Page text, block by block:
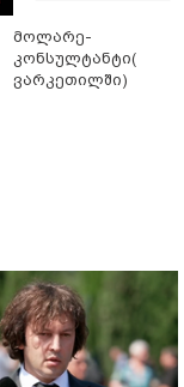
მოლარე-
კონსულტანტი(
ვარკეთილში)